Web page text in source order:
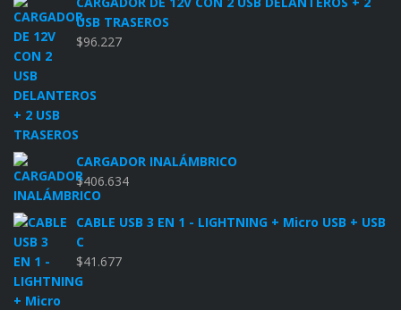
USB TRASEROS
$96.227
CARGADOR INALÁMBRICO
$406.634
CABLE USB 3 EN 1 - LIGHTNING + Micro USB + USB
C
$41.677